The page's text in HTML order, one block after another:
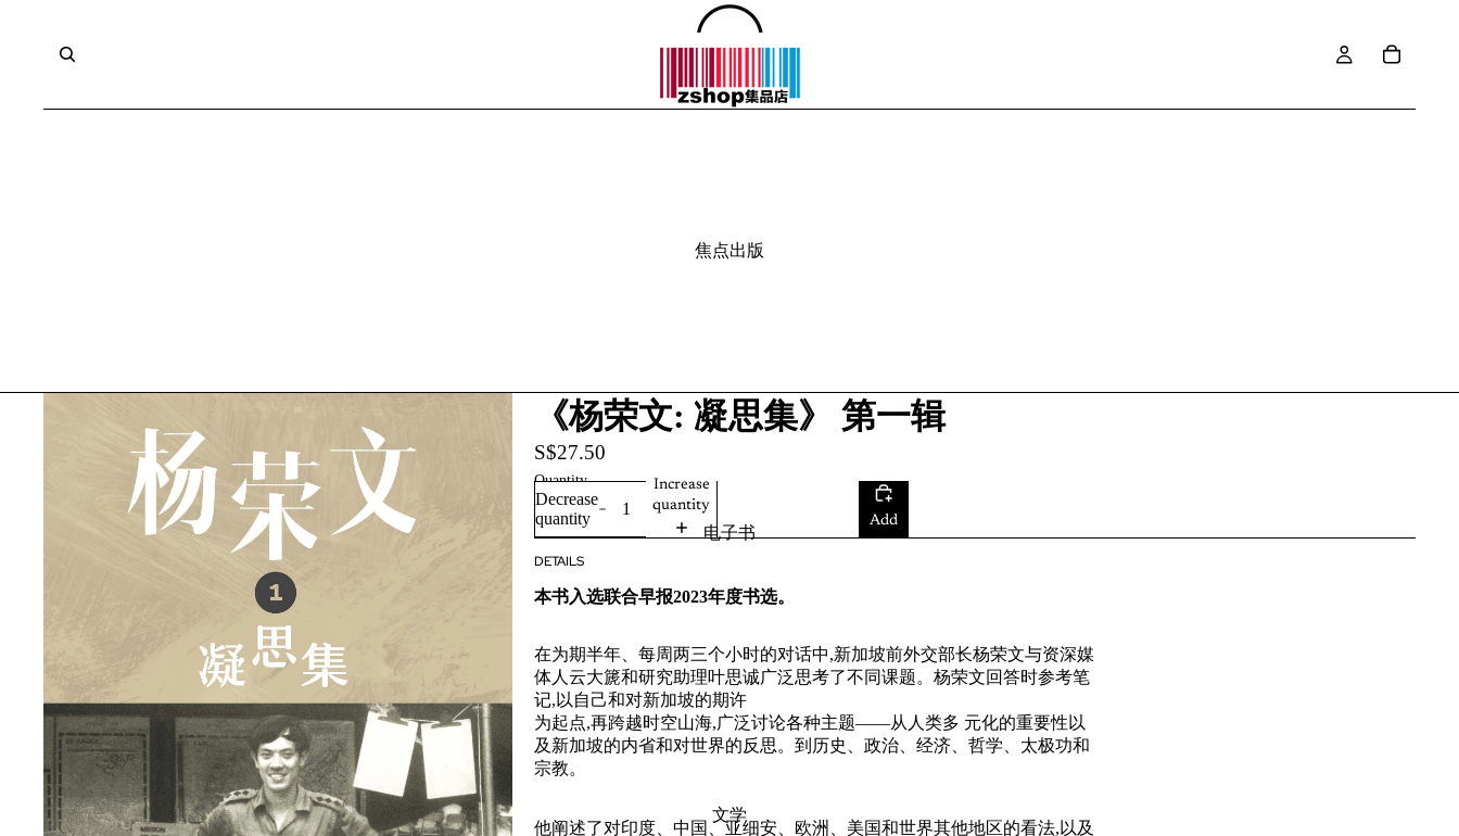
焦点出版
电子书
文学
《杨荣文: 凝思集》 第一辑
S$27.50
Quantity
Decrease
quantity
Increase
quantity
Add
to
DETAILS
本书入选联合早报2023年度书选。
在为期半年、每周两三个小时的对话中,新加坡前外交部长杨荣文与资深媒
体人云大篪和研究助理叶思诚广泛思考了不同课题。杨荣文回答时参考笔
记,以自己和对新加坡的期许
为起点,再跨越时空山海,广泛讨论各种主题——从人类多 元化的重要性以
及新加坡的内省和对世界的反思。到历史、政治、经济、哲学、太极功和
宗教。
他阐述了对印度、中 国、亚细安、欧洲、美国和世界其他地区的看法,以及